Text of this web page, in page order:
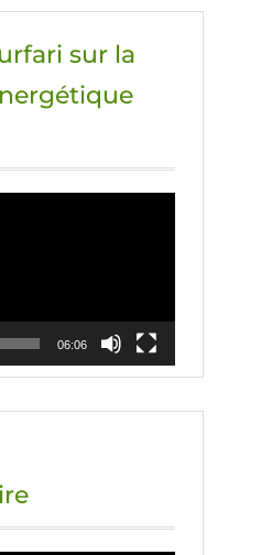
sur la
06:06